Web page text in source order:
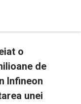
o
de
Infineon
unei